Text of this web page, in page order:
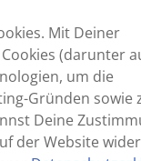
Mit Deiner
(darunter
um die
Gründen sowie
Deine
der Website